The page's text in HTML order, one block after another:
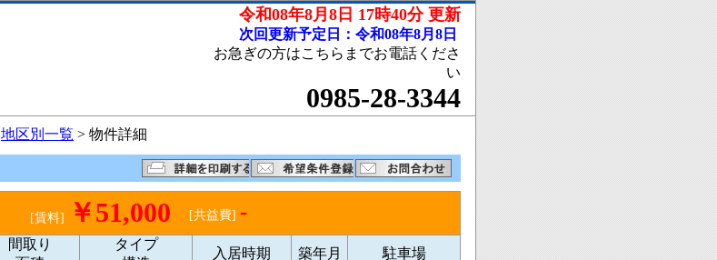
令和08年8月8日 17時40分 更新
次回更新予定日：令和08年8月8日
お急ぎの方はこちらまでお電話くださ
い
0985-28-3344
地区別一覧 > 物件詳細
[賃料] ￥51,000 [共益費] -
間取り
タイプ
入居時期 築年月 駐車場